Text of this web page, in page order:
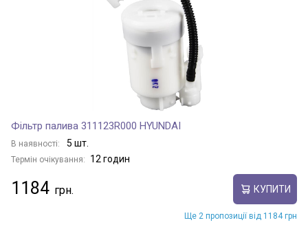
Фільтр палива 311123R000 HYUNDAI
В наявності: 5 шт.
Термін очікування: 12 годин
1184 КУПИТИ
Ще 2 пропозиції від 1184 грн